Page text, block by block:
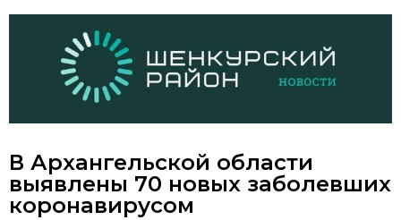
В Архангельской области
выявлены 70 новых заболевших
коронавирусом